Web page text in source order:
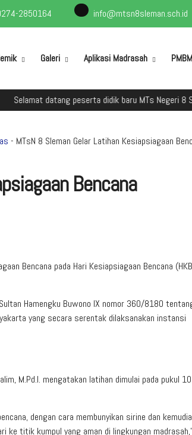
2850164 info@mtsn8sleman.sch.id
Galeri Aplikasi Madrasah PMBM
datang peserta didik baru MTs Negeri 8 Sleman
- MTsN 8 Sleman Gelar Latihan Kesiapsiagaan
Bencana
Bencana pada Hari Kesiapsiagaan Bencana
Hamengku Buwono IX nomor 360/8180
yang secara serentak dilaksanakan instansi
M.Pd.I. mengatakan latihan dimulai pada pukul
dengan cara membunyikan sirine dan
ke titik kumpul yang aman di lingkungan